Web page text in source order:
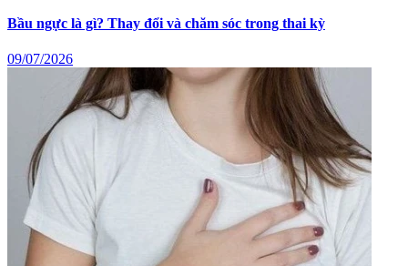
Bầu ngực là gì? Thay đổi và chăm sóc trong thai kỳ
09/07/2026